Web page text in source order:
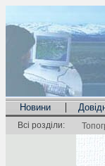
Новини |
Всі розділи: